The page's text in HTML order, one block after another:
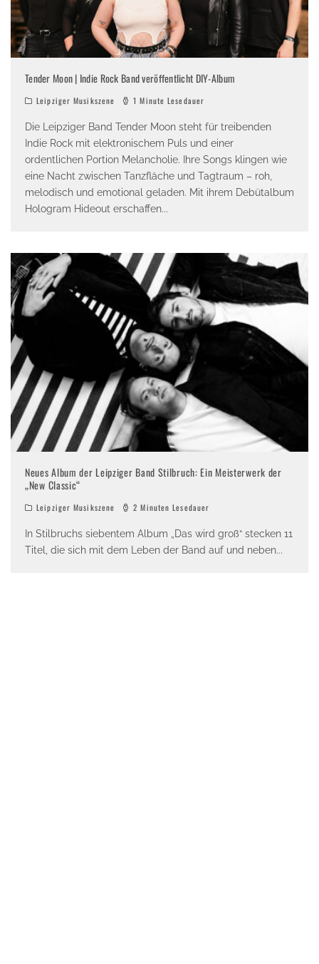
Tender Moon | Indie Rock Band veröffentlicht DIY-Album
Leipziger Musikszene 1 Minute Lesedauer
Die Leipziger Band Tender Moon steht für treibenden
Indie Rock mit elektronischem Puls und einer
ordentlichen Portion Melancholie. Ihre Songs klingen wie
eine Nacht zwischen Tanzfläche und Tagtraum – roh,
melodisch und emotional geladen. Mit ihrem Debütalbum
Hologram Hideout erschaffen...
Neues Album der Leipziger Band Stilbruch: Ein Meisterwerk der
„New Classic“
Leipziger Musikszene 2 Minuten Lesedauer
In Stilbruchs siebentem Album „Das wird groß“ stecken 11
Titel, die sich mit dem Leben der Band auf und neben...